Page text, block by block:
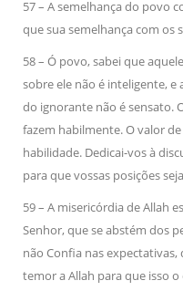
57 – A semelhança do povo
que sua semelhança com os
58 – Ó povo, sabei que
sobre ele não é inteligente, e
do ignorante não é sensato.
fazem habilmente. O valor
habilidade. Dedicai-vos à
para que vossas posições
59 – A misericórdia de Allah
Senhor, que se abstém dos
não Confia nas
temor a Allah para que isso